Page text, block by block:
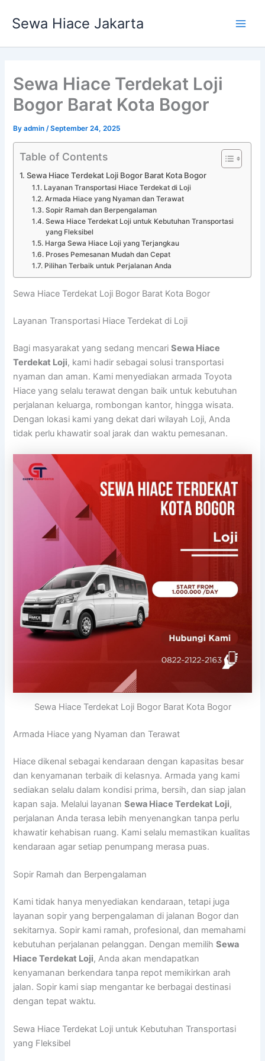
Sewa Hiace Jakarta
Sewa Hiace Terdekat Loji
Bogor Barat Kota Bogor
Byadmin /September 24, 2025
Table of Contents
Sewa Hiace Terdekat Loji Bogor Barat Kota Bogor
Layanan Transportasi Hiace Terdekat di Loji
Armada Hiace yang Nyaman dan Terawat
Sopir Ramah dan Berpengalaman
Sewa Hiace Terdekat Loji untuk Kebutuhan Transportasi
yang Fleksibel
Harga Sewa Hiace Loji yang Terjangkau
Proses Pemesanan Mudah dan Cepat
Pilihan Terbaik untuk Perjalanan Anda
Sewa Hiace Terdekat Loji Bogor Barat Kota Bogor
Layanan Transportasi Hiace Terdekat di Loji
Bagi masyarakat yang sedang mencariSewa Hiace
Terdekat Loji, kami hadir sebagai solusi transportasi
nyaman dan aman. Kami menyediakan armada Toyota
Hiace yang selalu terawat dengan baik untuk kebutuhan
perjalanan keluarga, rombongan kantor, hingga wisata.
Dengan lokasi kami yang dekat dari wilayah Loji, Anda
tidak perlu khawatir soal jarak dan waktu pemesanan.
Sewa Hiace Terdekat Loji Bogor Barat Kota Bogor
Armada Hiace yang Nyaman dan Terawat
Hiace dikenal sebagai kendaraan dengan kapasitas besar
dan kenyamanan terbaik di kelasnya. Armada yang kami
sediakan selalu dalam kondisi prima, bersih, dan siap jalan
kapan saja. Melalui layananSewa Hiace Terdekat Loji,
perjalanan Anda terasa lebih menyenangkan tanpa perlu
khawatir kehabisan ruang. Kami selalu memastikan kualitas
kendaraan agar setiap penumpang merasa puas.
Sopir Ramah dan Berpengalaman
Kami tidak hanya menyediakan kendaraan, tetapi juga
layanan sopir yang berpengalaman di jalanan Bogor dan
sekitarnya. Sopir kami ramah, profesional, dan memahami
kebutuhan perjalanan pelanggan. Dengan memilihSewa
Hiace Terdekat Loji, Anda akan mendapatkan
kenyamanan berkendara tanpa repot memikirkan arah
jalan. Sopir kami siap mengantar ke berbagai destinasi
dengan tepat waktu.
Sewa Hiace Terdekat Loji untuk Kebutuhan Transportasi
yang Fleksibel